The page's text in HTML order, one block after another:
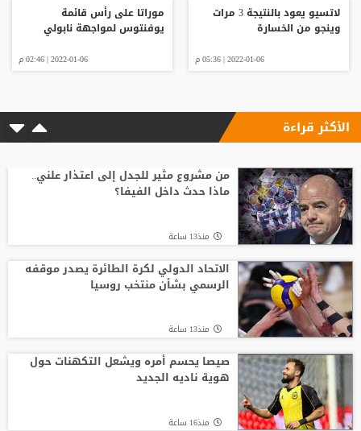
لاتسيو يعود بالنتيجة 3 مرات
وينجو من الخسارة
2022-01-06 | 05:36 م
موراتا على رأس قائمة
يوفنتوس لمواجهة نابولي
2022-01-06 | 02:46 م
الأكثر قراءة
من مشروع مثير للجدل إلى اعتذار علني..
ماذا حدث داخل الفيفا؟
منذ13 ساعة
الاتحاد الدولي لكرة الطائرة يصدر موقفه
الرسمي بشأن منتخب روسيا
منذ13 ساعة
صيصا يحسم أمره ويشعل التكهنات حول
هوية ناديه الجديد
منذ16 ساعة